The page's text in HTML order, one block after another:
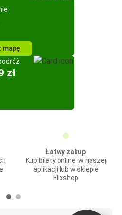
mapę
zł
Łatwy zakup
Kup bilety online, w naszej
aplikacji lub w sklepie
Flixshop